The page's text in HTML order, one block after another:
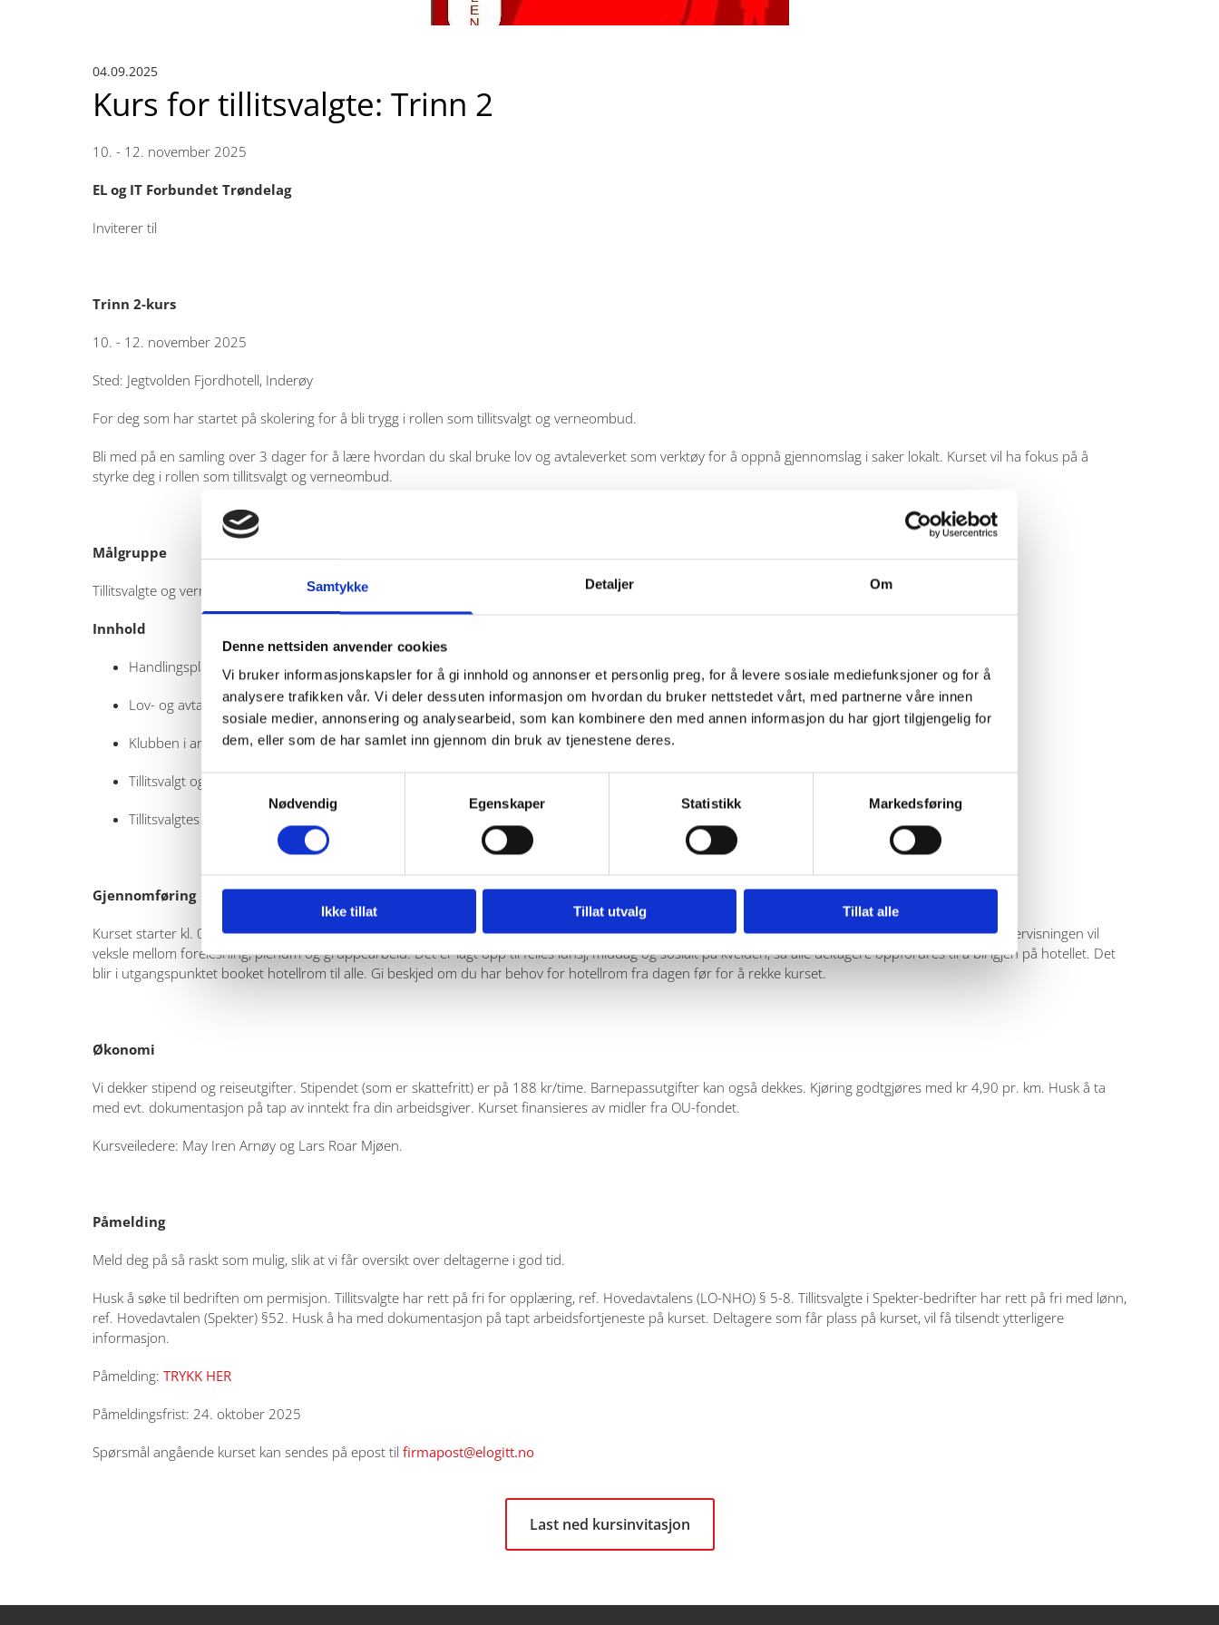
Samtykke Detaljer Om
Denne nettsiden anvender cookies
Vi bruker informasjonskapsler for å gi innhold og annonser et personlig preg, for å levere sosiale mediefunksjoner og for å
analysere trafikken vår. Vi deler dessuten informasjon om hvordan du bruker nettstedet vårt, med partnerne våre innen
sosiale medier, annonsering og analysearbeid, som kan kombinere den med annen informasjon du har gjort tilgjengelig for
dem, eller som de har samlet inn gjennom din bruk av tjenestene deres.
Samtykkevalg
Nødvendig
Egenskaper Statistikk Markedsføring
Ikke tillat Tillat utvalg Tillat alle
04.09.2025
Kurs for tillitsvalgte: Trinn 2
10. - 12. november 2025
EL og IT Forbundet Trøndelag
Inviterer til
Trinn 2-kurs
10. - 12. november 2025
Sted: Jegtvolden Fjordhotell, Inderøy
For deg som har startet på skolering for å bli trygg i rollen som tillitsvalgt og verneombud.
Bli med på en samling over 3 dager for å lære hvordan du skal bruke lov og avtaleverket som verktøy for å oppnå gjennomslag i saker lokalt. Kurset vil ha fokus på å
styrke deg i rollen som tillitsvalgt og verneombud.
Målgruppe
Tillitsvalgte og verneombud som har gjennomført Trinn 1-kurs (tidligere kalt Startkurs) eller har tilsvarende kursing/erfaring.
Innhold
Handlingsplan som et praktisk verktøy
Lov- og avtaler
Klubben i arbeid
Tillitsvalgt og saksbehandling
Tillitsvalgtes rettigheter og plikter
Gjennomføring
Kurset starter kl. 09.00 mandag 10. november, og avsluttes kl. 14.00 onsdag 12. november. Kurset avholdes på Jegtvolden Fjordhotell på Inderøy. Undervisningen vil
veksle mellom forelesning, plenum og gruppearbeid. Det er lagt opp til felles lunsj, middag og sosialt på kvelden, så alle deltagere oppfordres til å bli igjen på hotellet. Det
blir i utgangspunktet booket hotellrom til alle. Gi beskjed om du har behov for hotellrom fra dagen før for å rekke kurset.
Økonomi
Vi dekker stipend og reiseutgifter. Stipendet (som er skattefritt) er på 188 kr/time. Barnepassutgifter kan også dekkes. Kjøring godtgjøres med kr 4,90 pr. km. Husk å ta
med evt. dokumentasjon på tap av inntekt fra din arbeidsgiver. Kurset finansieres av midler fra OU-fondet.
Kursveiledere: May Iren Arnøy og Lars Roar Mjøen.
Påmelding
Meld deg på så raskt som mulig, slik at vi får oversikt over deltagerne i god tid.
Husk å søke til bedriften om permisjon. Tillitsvalgte har rett på fri for opplæring, ref. Hovedavtalens (LO-NHO) § 5-8. Tillitsvalgte i Spekter-bedrifter har rett på fri med lønn,
ref. Hovedavtalen (Spekter) §52. Husk å ha med dokumentasjon på tapt arbeidsfortjeneste på kurset. Deltagere som får plass på kurset, vil få tilsendt ytterligere
informasjon.
Påmelding: TRYKK HER
Påmeldingsfrist: 24. oktober 2025
Spørsmål angående kurset kan sendes på epost til firmapost@elogitt.no
Last ned kursinvitasjon